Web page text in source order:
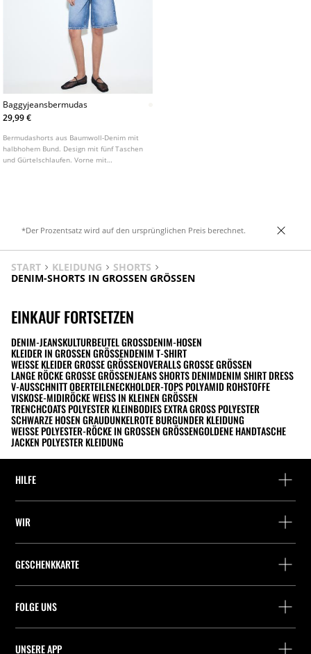
Baggyjeansbermudas
29,99 €
Bermudashorts aus Baumwoll-Denim mit
halbhohem Bund. Design mit fünf Taschen
und Gürtelschlaufen. Vorne mit
*Der Prozentsatz wird auf den ursprünglichen Preis berechnet.
START KLEIDUNG
SHORTS
DENIM-SHORTS IN GROSSEN GRÖSSEN
EINKAUF FORTSETZEN
DENIM-JEANSKULTURBEUTEL GROSS DENIM-HOSEN
KLEIDER IN GROSSEN GRÖSSEN DENIM T-SHIRT
WEISSE KLEIDER GROSSE GRÖSSEN OVERALLS GROSSE GRÖSSEN
LANGE RÖCKE GROSSE GRÖSSEN JEANS SHORTS DENIMDENIM SHIRT DRESS
V-AUSSCHNITT OBERTEILENECKHOLDER-TOPS POLYAMID ROHSTOFFE
VISKOSE-MIDIRÖCKE WEISS IN KLEINEN GRÖSSEN
TRENCHCOATS POLYESTER KLEINBODIES EXTRA GROSS POLYESTER
SCHWARZE HOSEN GRAUDUNKELROTE BURGUNDER KLEIDUNG
WEISSE POLYESTER-RÖCKE IN GROSSEN GRÖSSEN GOLDENE HANDTASCHE
JACKEN POLYESTER KLEIDUNG
HILFE
Wo befindet sich deine Bestellung gerade?
Packstation-Finder
Präferenz-Cookies
WIR
Unternehmen
Company Profile
GESCHENKKARTE
Kauf einer Geschenkkarte
FOLGE UNS
UNSERE APP